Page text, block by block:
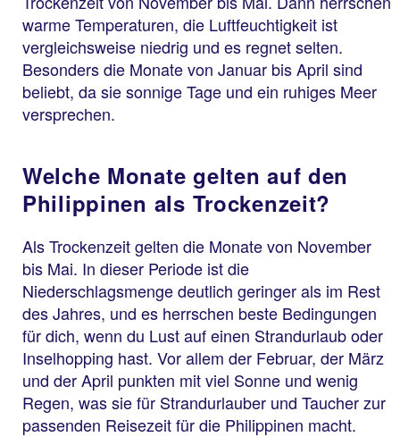
warme Temperaturen, die Luftfeuchtigkeit ist
vergleichsweise niedrig und es regnet selten.
Besonders die Monate von Januar bis April sind
beliebt, da sie sonnige Tage und ein ruhiges Meer
versprechen.
Welche Monate gelten auf den
Philippinen als Trockenzeit?
Als Trockenzeit gelten die Monate von November
bis Mai. In dieser Periode ist die
Niederschlagsmenge deutlich geringer als im Rest
des Jahres, und es herrschen beste Bedingungen
für dich, wenn du Lust auf einen Strandurlaub oder
Inselhopping hast. Vor allem der Februar, der März
und der April punkten mit viel Sonne und wenig
Regen, was sie für Strandurlauber und Taucher zur
passenden Reisezeit für die Philippinen macht.